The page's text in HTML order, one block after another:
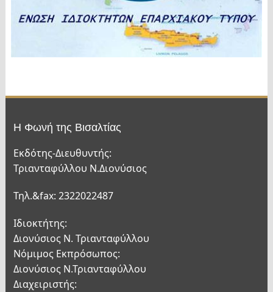
Η Φωνή της Βισαλτίας
Εκδότης-Διευθυντής:
Τριανταφύλλου Ν.Διονύσιος
Τηλ.&fax: 2322022487
Ιδιοκτήτης:
Διονύσιος Ν. Τριανταφύλλου
Νόμιμος Εκπρόσωπος:
Διονύσιος Ν.Τριανταφύλλου
Διαχειριστής: